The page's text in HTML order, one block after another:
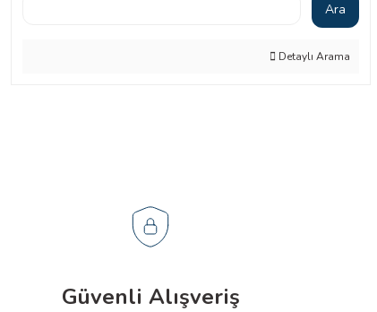
Ara
Detaylı Arama
Güvenli Alışveriş